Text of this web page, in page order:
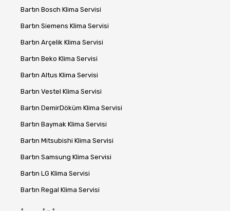
Bartın Bosch Klima Servisi
Bartın Siemens Klima Servisi
Bartın Arçelik Klima Servisi
Bartın Beko Klima Servisi
Bartın Altus Klima Servisi
Bartın Vestel Klima Servisi
Bartın DemirDöküm Klima Servisi
Bartın Baymak Klima Servisi
Bartın Mitsubishi Klima Servisi
Bartın Samsung Klima Servisi
Bartın LG Klima Servisi
Bartın Regal Klima Servisi